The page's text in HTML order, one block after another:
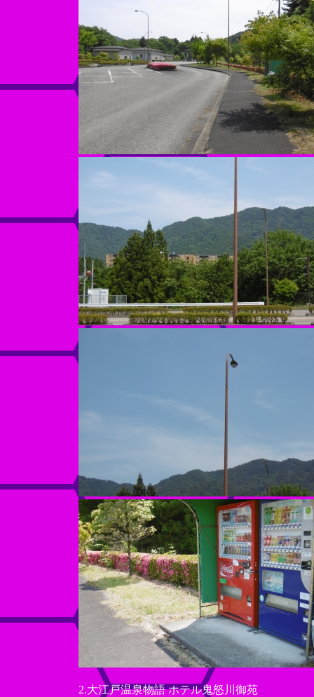
2.大江戸温泉物語 ホテル鬼怒川御苑